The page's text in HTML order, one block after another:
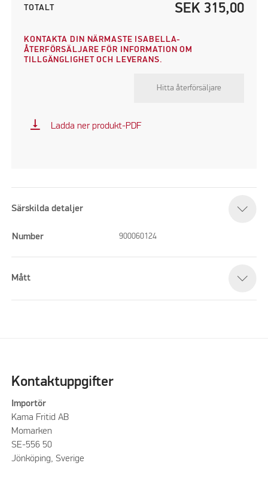
TOTALT SEK 315,00
KONTAKTA DIN NÄRMASTE ISABELLA-
ÅTERFÖRSÄLJARE FÖR INFORMATION OM
TILLGÄNGLIGHET OCH LEVERANS.
Hitta återförsäljare
vertical_align_bottom Ladda ner produkt-PDF
Särskilda detaljer
Number 900060124
Mått
Kontaktuppgifter
Importör
Kama Fritid AB
Momarken
SE-556 50
Jönköping, Sverige